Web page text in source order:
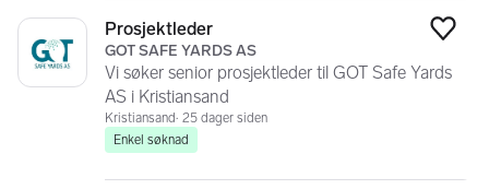
Prosjektleder
GOT SAFE YARDS AS
Vi søker senior prosjektleder til GOT Safe Yards
AS i Kristiansand
Kristiansand 25 dager siden
Enkel søknad